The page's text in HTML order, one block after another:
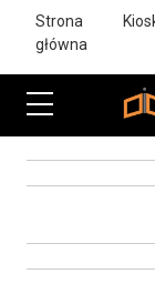
Strona
główna